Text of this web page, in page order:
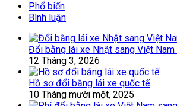
Phổ biến
Bình luận
Đổi bằng lái xe Nhật sang Việt Nam
12 Tháng 3, 2026
Hồ sơ đổi bằng lái xe quốc tế
10 Tháng mười một, 2025